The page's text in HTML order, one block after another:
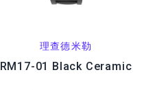
理查德米勒
RM17-01 Black Ceramic